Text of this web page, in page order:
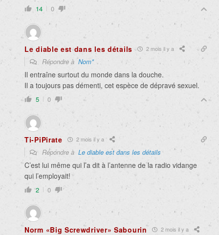
14 0
Le diable est dans les détails 2 mois il y a
Répondre àNom*
Il entraîne surtout du monde dans la douche.
Il a toujours pas démenti, cet espèce de dépravé sexuel.
5 0
Ti-PiPirate 2 mois il y a
Répondre à Le diable est dans les détails
C’est lui même qui l’a dit à l’antenne de la radio vidange
qui l’employait!
2 0
Norm «Big Screwdriver» Sabourin 2 mois il y a